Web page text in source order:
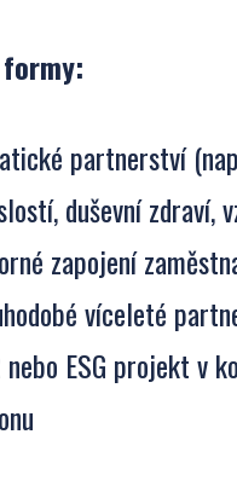
partnerství
duševní zdraví,
zapojení
víceleté
nebo ESG projekt v